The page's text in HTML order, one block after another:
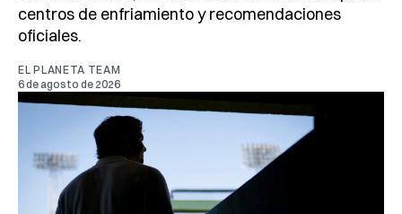
centros de enfriamiento y recomendaciones
oficiales.
EL PLANETA TEAM
6 de agosto de 2026